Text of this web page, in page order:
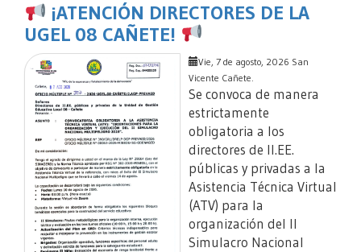
¡ATENCIÓN DIRECTORES DE LA
UGEL 08 CAÑETE!
Vie, 7 de agosto, 2026 San
Vicente Cañete.
Se convoca de manera
estrictamente
obligatoria a los
directores de II.EE.
públicas y privadas a la
Asistencia Técnica Virtual
(ATV) para la
organización del II
Simulacro Nacional